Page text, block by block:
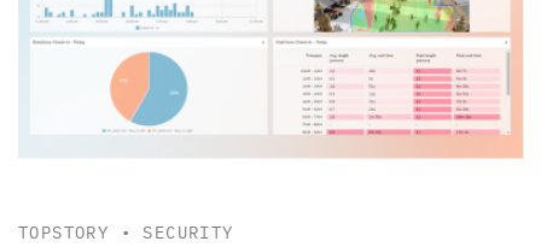
TOPSTORY • SECURITY